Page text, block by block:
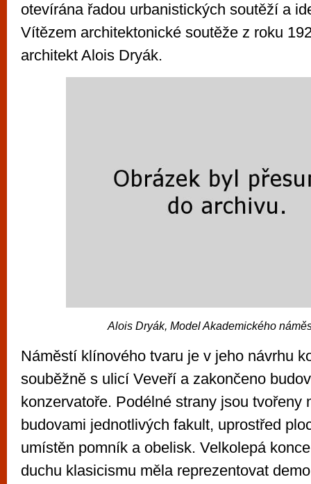
otevírána řadou urbanistických soutěží a
Vítězem architektonické soutěže z roku
architekt Alois Dryák.
Alois Dryák, Model Akademického
Náměstí klínového tvaru je v jeho návrhu
souběžně s ulicí Veveří a zakončeno
konzervatoře. Podélné strany jsou tvořeny
budovami jednotlivých fakult, uprostřed
umístěn pomník a obelisk. Velkolepá
duchu klasicismu měla reprezentovat